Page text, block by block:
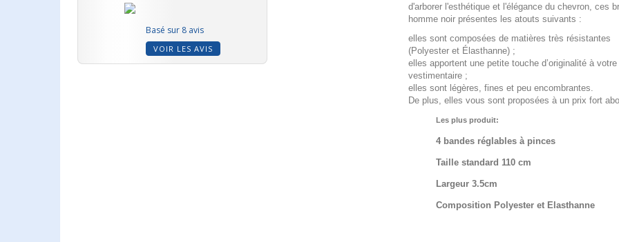
Basé sur 8 avis
VOIR LES AVIS
d'arborer l'esthétique et l'élégance du chevron, ces
homme noir présentes les atouts suivants :
elles sont composées de matières très résistantes
(Polyester et Élasthanne) ;
elles apportent une petite touche d’originalité à
vestimentaire ;
elles sont légères, fines et peu encombrantes.
De plus, elles vous sont proposées à un prix fort
Les plus produit:
4 bandes réglables à pinces
Taille standard 110 cm
Largeur 3.5cm
Composition Polyester et Elasthanne